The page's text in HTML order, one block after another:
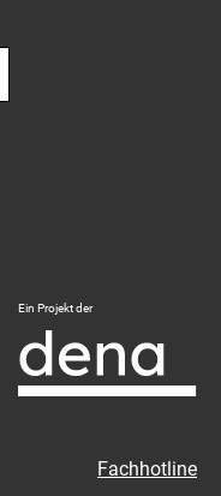
Logo
Deutsche
Energie-
Agentur
Ein Projekt der
Fachhotline